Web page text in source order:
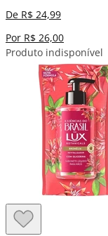
De R$ 24,99
Por R$ 26,00
Produto indisponível